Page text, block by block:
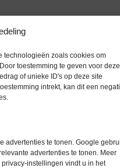
technologieën zoals cookies om
toestemming te geven voor deze
of unieke ID's op deze site
intrekt, kan dit een
advertenties te tonen. Google
advertenties te tonen. Meer
instellingen vindt u in het
informatie
0,0 kg
Potteau